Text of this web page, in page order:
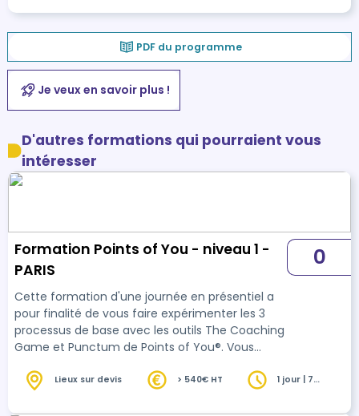
PDF du programme
Je veux en savoir plus !
D'autres formations qui pourraient vous
intéresser
Formation Points of You - niveau 1 -
PARIS
Cette formation d'une journée en présentiel a
pour finalité de vous faire expérimenter les 3
processus de base avec les outils The Coaching
Game et Punctum de Points of You®. Vous
la méthodologie et des outils Points of You®. Et
0
Lieux sur devis > 540€ HT
1 jour | 7